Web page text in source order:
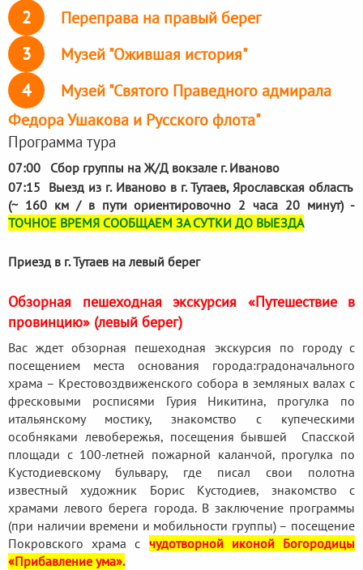
2 Переправа на правый берег
3 Музей "Ожившая история"
4
Музей "Святого Праведного адмирала
Федора Ушакова и Русского флота"
Программа тура
07:00 Сбор группы на Ж/Д вокзале г. Иваново
07:15 Выезд из г. Иваново в г. Тутаев, Ярославская область
(~ 160 км / в пути ориентировочно 2 часа 20 минут) -
ТОЧНОЕ ВРЕМЯ СООБЩАЕМ ЗА СУТКИ ДО ВЫЕЗДА
Приезд в г. Тутаев на левый берег
Обзорная пешеходная экскурсия «Путешествие в
провинцию» (левый берег)
Вас ждет обзорная пешеходная экскурсия по городу с
посещением места основания города:градоначального
храма – Крестовоздвиженского собора в земляных валах с
фресковыми росписями Гурия Никитина, прогулка по
итальянскому мостику, знакомство с купеческими
особняками левобережья, посещения бывшей Спасской
площади с 100-летней пожарной каланчой, прогулка по
Кустодиевскому бульвару, где писал свои полотна
известный художник Борис Кустодиев, знакомство с
храмами левого берега города. В заключение программы
(при наличии времени и мобильности группы) – посещение
Покровского храма с чудотворной иконой Богородицы
«Прибавление ума».